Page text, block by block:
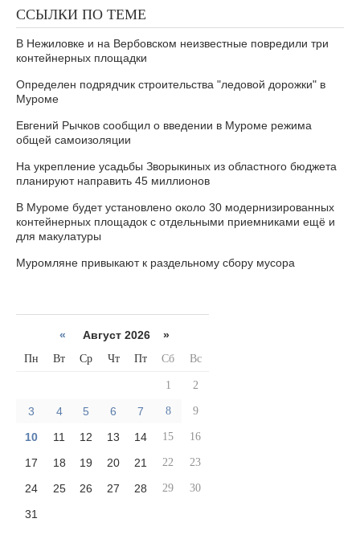
ССЫЛКИ ПО ТЕМЕ
В Нежиловке и на Вербовском неизвестные повредили три
контейнерных площадки
Определен подрядчик строительства "ледовой дорожки" в
Муроме
Евгений Рычков сообщил о введении в Муроме режима
общей самоизоляции
На укрепление усадьбы Зворыкиных из областного бюджета
планируют направить 45 миллионов
В Муроме будет установлено около 30 модернизированных
контейнерных площадок с отдельными приемниками ещё и
для макулатуры
Муромляне привыкают к раздельному сбору мусора
« Август 2026 »
Пн Вт Ср Чт Пт Сб Вс
1 2
3 4 5 6 7 8 9
10 11 12 13 14 15 16
17 18 19 20 21 22 23
24 25 26 27 28 29 30
31